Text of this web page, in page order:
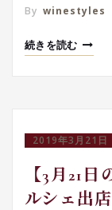
By winestyles
続きを読む
2019年3月21日
【3月21
ルシェ出